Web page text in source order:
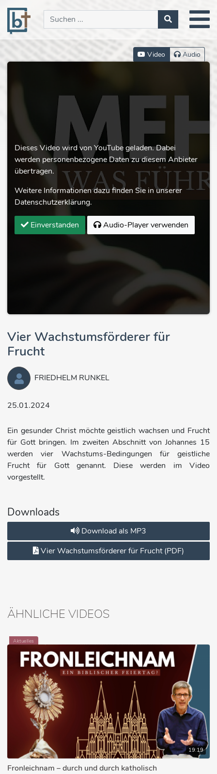
Video Audio
Dieses Video wird von YouTube geladen. Dabei
werden personenbezogene Daten zu diesem Anbieter
übertragen.
Weitere Informationen dazu finden Sie in unserer
Datenschutzerklärung.
Einverstanden Audio-Player verwenden
Vier Wachstumsförderer für
Frucht
FRIEDHELM RUNKEL
25.01.2024
Ein gesunder Christ möchte geistlich wachsen und Frucht
für Gott bringen. Im zweiten Abschnitt von Johannes 15
werden vier Wachstums-Bedingungen für geistliche
Frucht für Gott genannt. Diese werden im Video
vorgestellt.
Downloads
Download als MP3
Vier Wachstumsförderer für Frucht (PDF)
ÄHNLICHE VIDEOS
Aktuelles
19:19
Fronleichnam – durch und durch katholisch